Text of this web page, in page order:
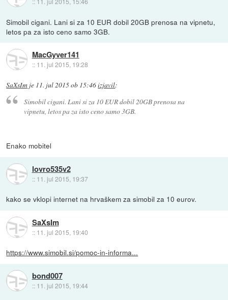
Simobil cigani. Lani si za 10 EUR dobil 20GB prenosa na vipnetu,
letos pa za isto ceno samo 3GB.
MacGyver141
:: 11. jul 2015, 19:28
SaXsIm je 11. jul 2015 ob 15:46izjavil:
Simobil cigani. Lani si za 10 EUR dobil 20GB prenosa na
vipnetu, letos pa za isto ceno samo 3GB.
Enako mobitel
lovro535v2
:: 11. jul 2015, 19:37
kako se vklopi internet na hrvaškem za simobil za 10 eurov.
SaXsIm
:: 11. jul 2015, 19:40
https://www.simobil.si/pomoc-in-informa...
bond007
:: 11. jul 2015, 19:44